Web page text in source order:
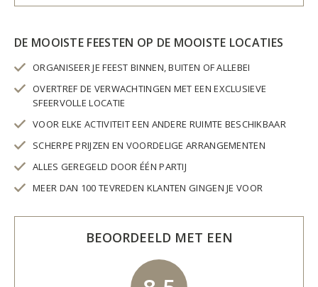
DE MOOISTE FEESTEN OP DE MOOISTE LOCATIES
ORGANISEER JE FEEST BINNEN, BUITEN OF ALLEBEI
OVERTREF DE VERWACHTINGEN MET EEN EXCLUSIEVE
SFEERVOLLE LOCATIE
VOOR ELKE ACTIVITEIT EEN ANDERE RUIMTE BESCHIKBAAR
SCHERPE PRIJZEN EN VOORDELIGE ARRANGEMENTEN
ALLES GEREGELD DOOR ÉÉN PARTIJ
MEER DAN 100 TEVREDEN KLANTEN GINGEN JE VOOR
BEOORDEELD MET EEN